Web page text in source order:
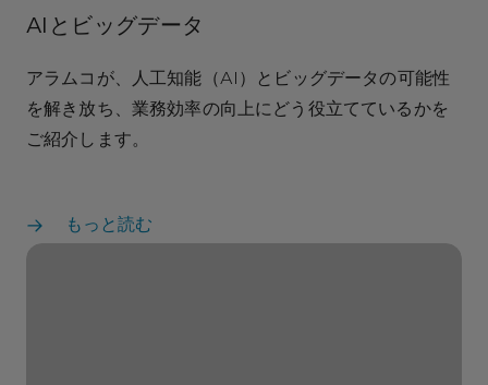
AIとビッグデータ
アラムコが、人工知能（AI）とビッグデータの可能性
を解き放ち、業務効率の向上にどう役立てているかを
ご紹介します。
もっと読む